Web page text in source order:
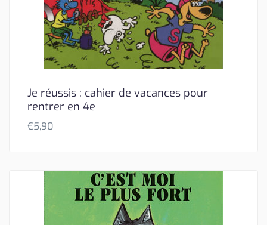
Je réussis : cahier de vacances pour
rentrer en 4e
€5,90